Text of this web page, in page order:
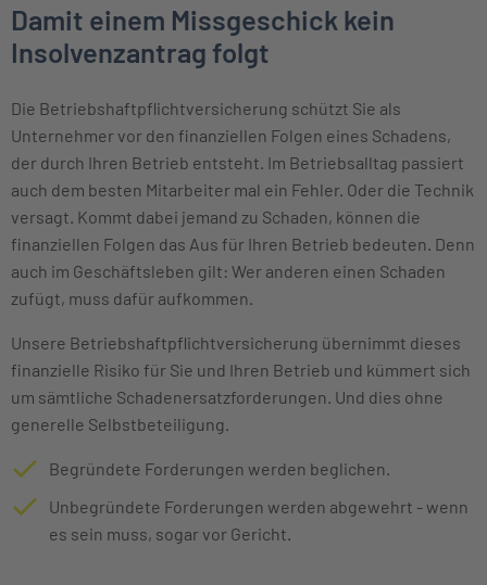
Damit einem Missgeschick kein
Insolvenzantrag folgt
Die Betriebshaftpflichtversicherung schützt Sie als
Unternehmer vor den finanziellen Folgen eines Schadens,
der durch Ihren Betrieb entsteht. Im Betriebsalltag passiert
auch dem besten Mitarbeiter mal ein Fehler. Oder die Technik
versagt. Kommt dabei jemand zu Schaden, können die
finanziellen Folgen das Aus für Ihren Betrieb bedeuten. Denn
auch im Geschäftsleben gilt: Wer anderen einen Schaden
zufügt, muss dafür aufkommen.
Unsere Betriebshaftpflichtversicherung übernimmt dieses
finanzielle Risiko für Sie und Ihren Betrieb und kümmert sich
um sämtliche Schadenersatzforderungen. Und dies ohne
generelle Selbstbeteiligung.
Begründete Forderungen werden beglichen.
Unbegründete Forderungen werden abgewehrt - wenn
es sein muss, sogar vor Gericht.